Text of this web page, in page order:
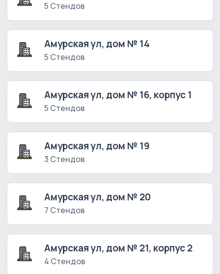
5 Стендов
Амурская ул, дом № 14
5 Стендов
Амурская ул, дом № 16, корпус 1
5 Стендов
Амурская ул, дом № 19
3 Стендов
Амурская ул, дом № 20
7 Стендов
Амурская ул, дом № 21, корпус 2
4 Стендов